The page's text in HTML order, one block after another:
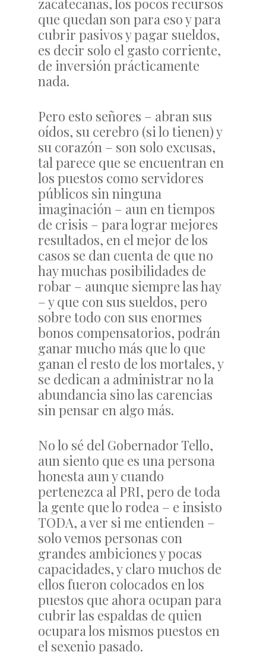
zacatecanas, los pocos recursos
que quedan son para eso y para
cubrir pasivos y pagar sueldos,
es decir solo el gasto corriente,
de inversión prácticamente
nada.
Pero esto señores – abran sus
oídos, su cerebro (si lo tienen) y
su corazón – son solo excusas,
tal parece que se encuentran en
los puestos como servidores
públicos sin ninguna
imaginación – aun en tiempos
de crisis – para lograr mejores
resultados, en el mejor de los
casos se dan cuenta de que no
hay muchas posibilidades de
robar – aunque siempre las hay
– y que con sus sueldos, pero
sobre todo con sus enormes
bonos compensatorios, podrán
ganar mucho más que lo que
ganan el resto de los mortales, y
se dedican a administrar no la
abundancia sino las carencias
sin pensar en algo más.
No lo sé del Gobernador Tello,
aun siento que es una persona
honesta aun y cuando
pertenezca al PRI, pero de toda
la gente que lo rodea – e insisto
TODA, a ver si me entienden –
solo vemos personas con
grandes ambiciones y pocas
capacidades, y claro muchos de
ellos fueron colocados en los
puestos que ahora ocupan para
cubrir las espaldas de quien
ocupara los mismos puestos en
el sexenio pasado.